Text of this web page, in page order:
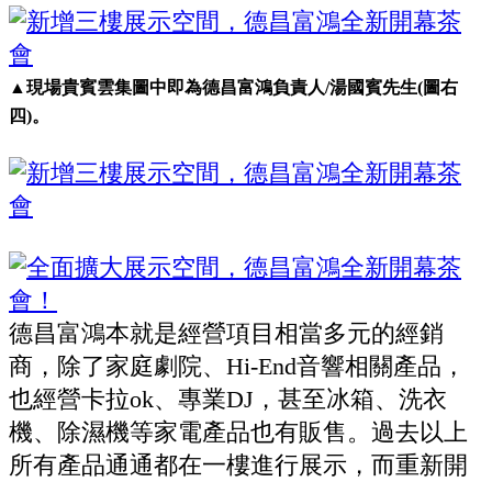
▲現場貴賓雲集圖中即為德昌富鴻負責人/湯國賓先生(圖右
四)。
德昌富鴻本就是經營項目相當多元的經銷
商，除了家庭劇院、Hi-End音響相關產品，
也經營卡拉ok、專業DJ，甚至冰箱、洗衣
機、除濕機等家電產品也有販售。過去以上
所有產品通通都在一樓進行展示，而重新開